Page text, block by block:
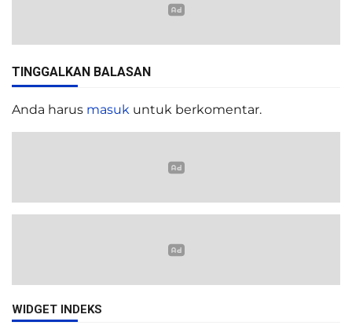
TINGGALKAN BALASAN
Anda harus masuk untuk berkomentar.
WIDGET INDEKS